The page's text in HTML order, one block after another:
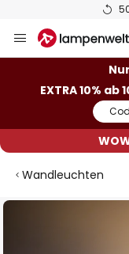
Inhalt
Nur
EXTRA 10% ab
Wandleuchten
Zum